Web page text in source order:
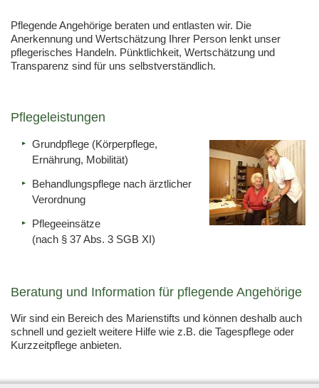
Pflegende Angehörige beraten und entlasten wir. Die
Anerkennung und Wertschätzung Ihrer Person lenkt unser
pflegerisches Handeln. Pünktlichkeit, Wertschätzung und
Transparenz sind für uns selbstverständlich.
Pflegeleistungen
Grundpflege (Körperpflege,
Ernährung, Mobilität)
Behandlungspflege nach ärztlicher
Verordnung
Pflegeeinsätze
(nach § 37 Abs. 3 SGB XI)
Beratung und Information für pflegende Angehörige
Wir sind ein Bereich des Marienstifts und können deshalb auch
schnell und gezielt weitere Hilfe wie z.B. die Tagespflege oder
Kurzzeitpflege anbieten.